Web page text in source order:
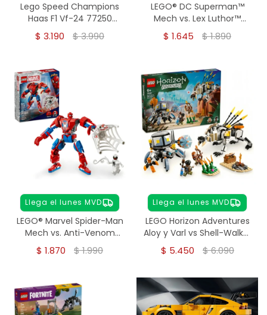
Lego Speed Champions
Haas F1 Vf-24 77250
Formula 1 Deportivo
$ 3.190 $3.990
LEGO® DC Superman™
Mech vs. Lex Luthor™
(76302)
$ 1.645 $1.890
Llega el lunes MVD
LEGO® Marvel Spider-Man
Mech vs. Anti-Venom
(76308)
$ 1.870 $1.990
Llega el lunes MVD
LEGO Horizon Adventures
Aloy y Varl vs Shell-Walker
y Sawtooth 77037
$ 5.450 $6.090